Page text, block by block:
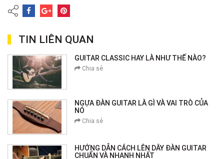
TIN LIÊN QUAN
GUITAR CLASSIC HAY LÀ NHƯ THẾ NÀO?
Chia sẻ
NGỰA ĐÀN GUITAR LÀ GÌ VÀ VAI TRÒ CỦA
NÓ
Chia sẻ
HƯỚNG DẪN CÁCH LÊN DÂY ĐÀN GUITAR
CHUẨN VÀ NHANH NHẤT